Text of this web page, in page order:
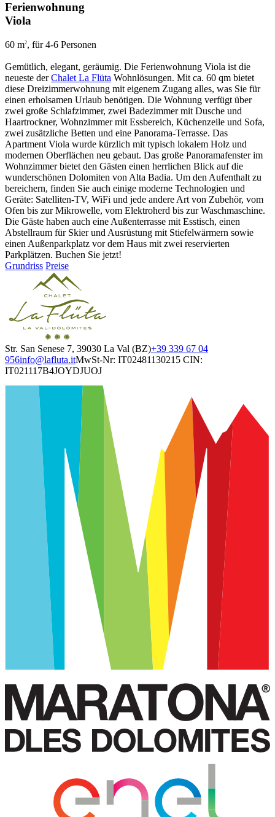
Ferienwohnung
Viola
60 m2, für 4-6 Personen
Gemütlich, elegant, geräumig. Die Ferienwohnung Viola ist die
neueste derChalet La Flüta Wohnlösungen. Mit ca. 60 qm bietet
diese Dreizimmerwohnung mit eigenem Zugang alles, was Sie für
einen erholsamen Urlaub benötigen. Die Wohnung verfügt über
zwei große Schlafzimmer, zwei Badezimmer mit Dusche und
Haartrockner, Wohnzimmer mit Essbereich, Küchenzeile und Sofa,
zwei zusätzliche Betten und eine Panorama-Terrasse. Das
Apartment Viola wurde kürzlich mit typisch lokalem Holz und
modernen Oberflächen neu gebaut. Das große Panoramafenster im
Wohnzimmer bietet den Gästen einen herrlichen Blick auf die
wunderschönen Dolomiten von Alta Badia. Um den Aufenthalt zu
bereichern, finden Sie auch einige moderne Technologien und
Geräte: Satelliten-TV, WiFi und jede andere Art von Zubehör, vom
Ofen bis zur Mikrowelle, vom Elektroherd bis zur Waschmaschine.
Die Gäste haben auch eine Außenterrasse mit Esstisch, einen
Abstellraum für Skier und Ausrüstung mit Stiefelwärmern sowie
einen Außenparkplatz vor dem Haus mit zwei reservierten
Parkplätzen. Buchen Sie jetzt!
Grundriss Preise
Str. San Senese 7, 39030 La Val (BZ)+39 339 67 04
956info@lafluta.itMwSt-Nr: IT02481130215 CIN:
IT021117B4JOYDJUOJ